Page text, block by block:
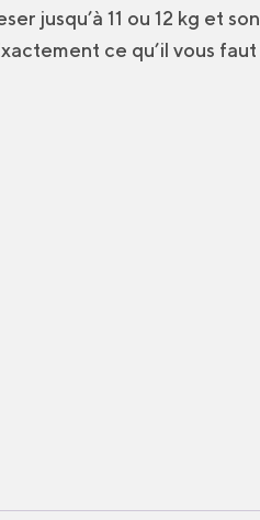
jusqu’à 11 ou 12 kg et son
ce qu’il vous faut